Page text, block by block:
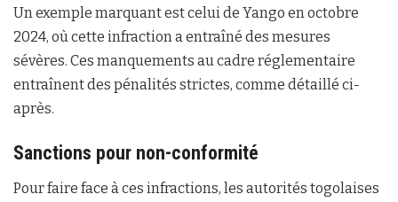
Un exemple marquant est celui de Yango en octobre
2024, où cette infraction a entraîné des mesures
sévères. Ces manquements au cadre réglementaire
entraînent des pénalités strictes, comme détaillé ci-
après.
Sanctions pour non-conformité
Pour faire face à ces infractions, les autorités togolaises